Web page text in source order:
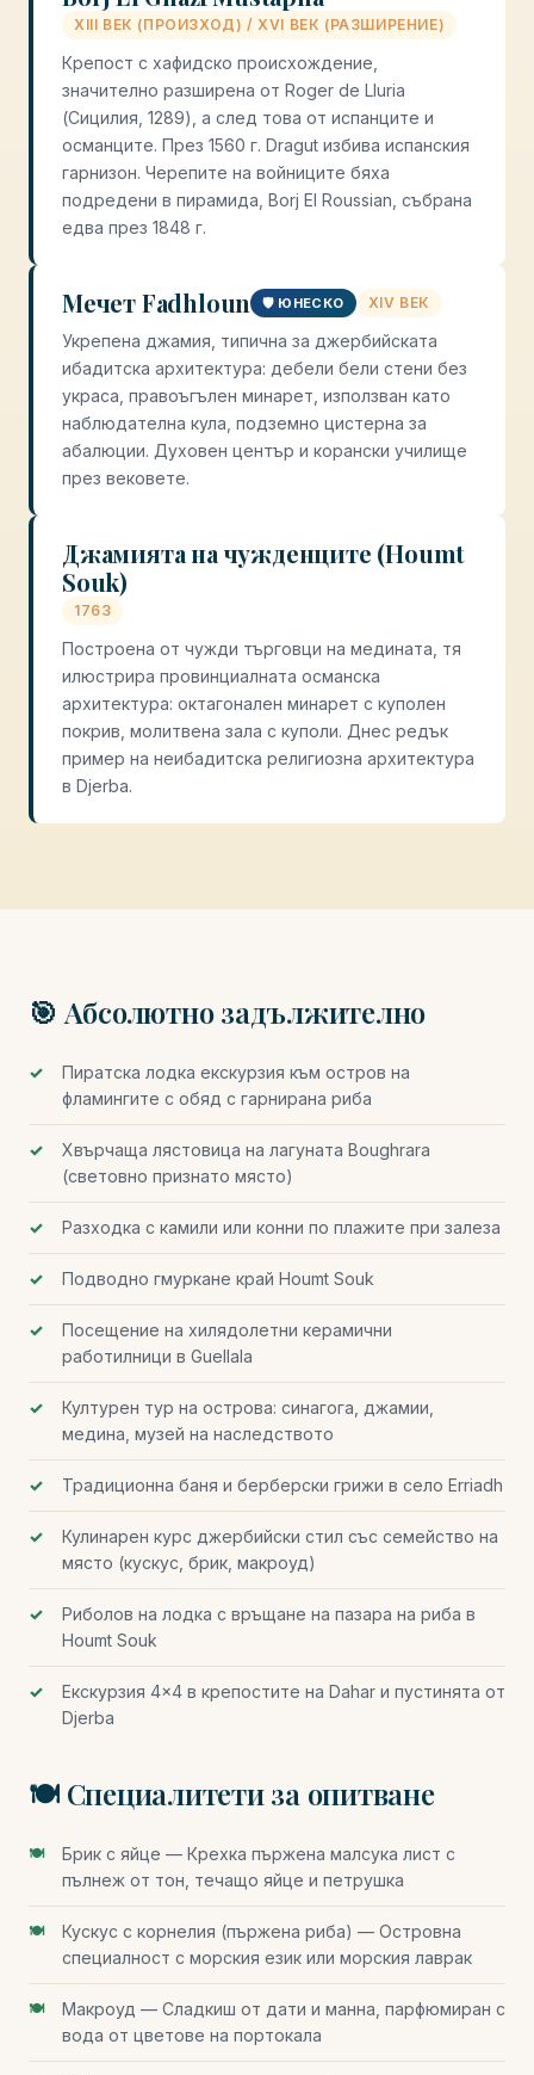
XIII ВЕК (ПРОИЗХОД) / XVI ВЕК (РАЗШИРЕНИЕ)
Крепост с хафидско происхождение,
значително разширена от Roger de Lluria
(Сицилия, 1289), а след това от испанците и
османците. През 1560 г. Dragut избива испанския
гарнизон. Черепите на войниците бяха
подредени в пирамида, Borj El Roussian, събрана
едва през 1848 г.
Мечет Fadhloun 🛡️ ЮНЕСКО XIV ВЕК
Укрепена джамия, типична за джербийската
ибадитска архитектура: дебели бели стени без
украса, правоъгълен минарет, използван като
наблюдателна кула, подземно цистерна за
абалюции. Духовен център и корански училище
през вековете.
Джамията на чужденците (Houmt
Souk)
1763
Построена от чужди търговци на медината, тя
илюстрира провинциалната османска
архитектура: октагонален минарет с куполен
покрив, молитвена зала с куполи. Днес редък
пример на неибадитска религиозна архитектура
в Djerba.
🎯 Абсолютно задължително
Пиратска лодка екскурзия към остров на
фламингите с обяд с гарнирана риба
Хвърчаща лястовица на лагуната Boughrara
(световно признато място)
Разходка с камили или конни по плажите при залеза
Подводно гмуркане край Houmt Souk
Посещение на хилядолетни керамични
работилници в Guellala
Културен тур на острова: синагога, джамии,
медина, музей на наследството
Традиционна баня и берберски грижи в село Erriadh
Кулинарен курс джербийски стил със семейство на
място (кускус, брик, макроуд)
Риболов на лодка с връщане на пазара на риба в
Houmt Souk
Екскурзия 4×4 в крепостите на Dahar и пустинята от
Djerba
🍽️ Специалитети за опитване
Брик с яйце — Крехка пържена малсука лист с
пълнеж от тон, течащо яйце и петрушка
Кускус с корнелия (пържена риба) — Островна
специалност с морския език или морския лаврак
Макроуд — Сладкиш от дати и манна, парфюмиран с
вода от цветове на портокала